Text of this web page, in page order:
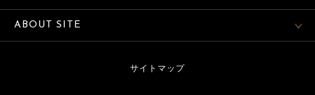
ABOUT SITE
サイトマップ